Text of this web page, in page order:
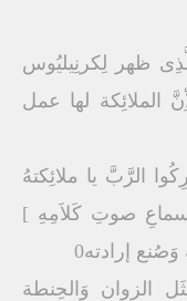
الَّذِى ظهر لِكرنِيليُوس
لها عمل
مز 103 : 20 ) [ بارِكُوا الرَّبَّ يا ملائِكتهُ
سماعِ صوتِ كَلاَمِهِ ]
إرادته0
مت 13 : 24 ) مَثَل الزوان وَالحِنطة